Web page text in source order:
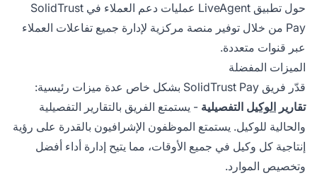
حول تطبيق LiveAgent عمليات دعم العملاء في SolidTrust
Pay من خلال توفير منصة مركزية لإدارة جميع تفاعلات العملاء
عبر قنوات متعددة.
الميزات المفضلة
قدّر فريق SolidTrust Pay بشكل خاص عدة ميزات رئيسية:
تقارير الوكيل التفصيلية - يستمتع الفريق بالتقارير التفصيلية
والحالية للوكيل. يستمتع الموظفون الإشرافيون بالقدرة على رؤية
إنتاجية كل وكيل في جميع الأوقات، مما يتيح إدارة أداء أفضل
وتخصيص الموارد.